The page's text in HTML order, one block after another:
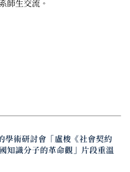
師生交流。
學術研討會「盧梭《社會契約
知識分子的革命觀」片段重溫